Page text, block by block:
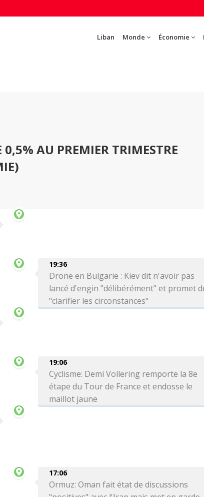
Liban Monde Économie
0,5% AU PREMIER TRIMESTRE
19:36
Drone en Bulgarie : Kiev dit n'avoir pas
lancé d'engin "délibérément" et promet
"clarifier les circonstances"
19:06
Cyclisme: Demi Vollering remporte la 8e
étape du Tour de France et endosse le
maillot jaune
17:06
Ormuz: Oman fait état de discussions